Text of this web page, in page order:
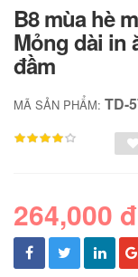
B8 mùa hè
Mỏng dài in
đầm
MÃ SẢN PHẨM: TD-
264,000 đ